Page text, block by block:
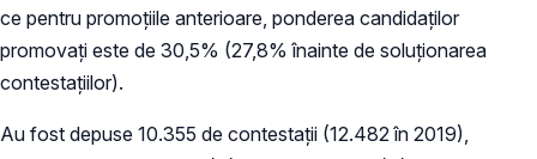
ce pentru promoțiile anterioare, ponderea candidaților
promovați este de 30,5% (27,8% înainte de soluționarea
contestațiilor).
Au fost depuse 10.355 de contestații (12.482 în 2019),